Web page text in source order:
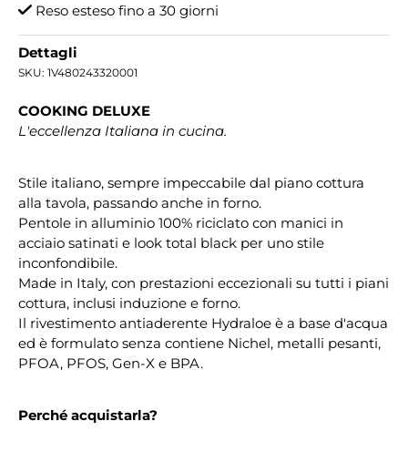
Reso esteso fino a 30 giorni
Dettagli
SKU: 1V480243320001
COOKING DELUXE
L'eccellenza Italiana in cucina.
Stile italiano, sempre impeccabile dal piano cottura
alla tavola, passando anche in forno.
Pentole in alluminio 100% riciclato con manici in
acciaio satinati e look total black per uno stile
inconfondibile.
Made in Italy, con prestazioni eccezionali su tutti i piani
cottura, inclusi induzione e forno.
Il rivestimento antiaderente Hydraloe è a base d'acqua
ed è formulato senza contiene Nichel, metalli pesanti,
PFOA, PFOS, Gen-X e BPA.
Perché acquistarla?